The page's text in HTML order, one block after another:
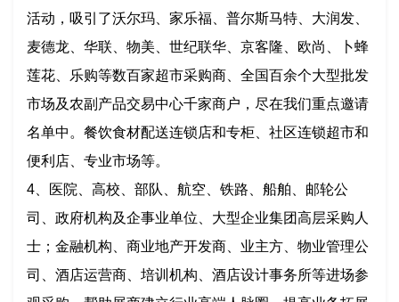
活动，吸引了沃尔玛、家乐福、普尔斯马特、大润发、
麦德龙、华联、物美、世纪联华、京客隆、欧尚、卜蜂
莲花、乐购等数百家超市采购商、全国百余个大型批发
市场及农副产品交易中心千家商户，尽在我们重点邀请
名单中。餐饮食材配送连锁店和专柜、社区连锁超市和
便利店、专业市场等。
4、医院、高校、部队、航空、铁路、船舶、邮轮公
司、政府机构及企事业单位、大型企业集团高层采购人
士；金融机构、商业地产开发商、业主方、物业管理公
司、酒店运营商、培训机构、酒店设计事务所等进场参